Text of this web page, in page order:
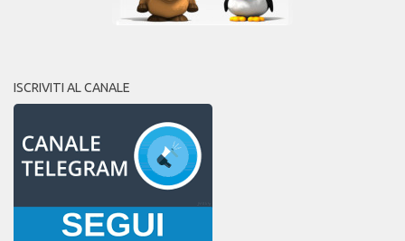
ISCRIVITI AL CANALE